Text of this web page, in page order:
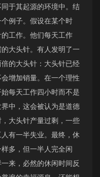
于其起源的环境中。结
例子。假设在某个时
工作。他们每天工作
大头针。有人发明了一
的大头针：大头针已经
增加销量。在一个理性
每天工作四小时而不是
中，这会被认为是道德
大头针产量过剩，一些
有一半失业。最终，休
多，但一半人完全闲
来，必然的休闲时间反